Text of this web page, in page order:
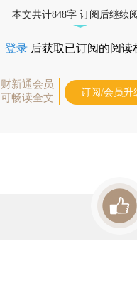
本文共计848字 订阅后继续
登录 后获取已订阅的阅读
财新通会员
可畅读全文
订阅/会员升